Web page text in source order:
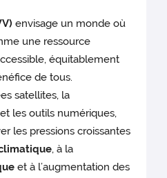
envisage un monde où
une ressource
équitablement
de tous.
satellites, la
les outils numériques,
les pressions croissantes
, à la
et à l’augmentation des